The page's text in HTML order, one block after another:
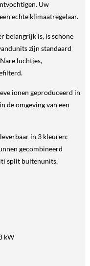
Uw
echte klimaatregelaar.
belangrijk is, is schone
zijn standaard
luchtjes,
ionen geproduceerd in
de omgeving van een
in 3 kleuren:
gecombineerd
split buitenunits.
kW